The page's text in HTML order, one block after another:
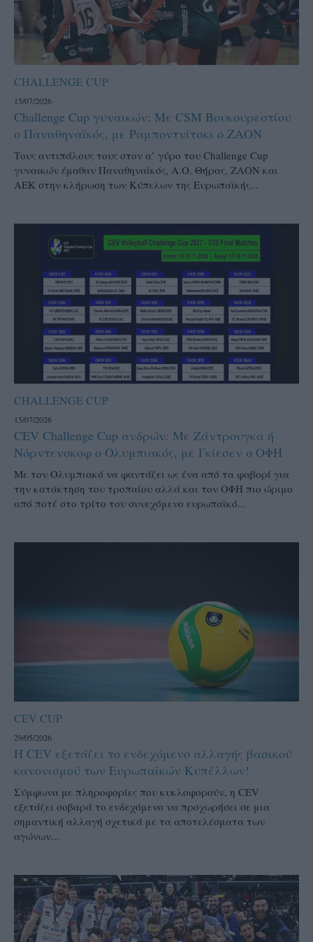
CHALLENGE CUP
15/07/2026
Challenge Cup γυναικών: Με CSM Βουκουρεστίου
ο Παναθηναϊκός, με Ραμποντνίτσκι ο ΖΑΟΝ
Τους αντιπάλους τους στον α’ γύρο του Challenge Cup
γυναικών έμαθαν Παναθηναϊκός, Α.Ο. Θήρας, ΖΑΟΝ και
ΑΕΚ στην κλήρωση των Κύπελων της Ευρωπαϊκής...
CHALLENGE CUP
15/07/2026
CEV Challenge Cup ανδρών: Με Ζάντρουγκα ή
Νόρντενσκοφ ο Ολυμπιακός, με Γκίεσεν ο ΟΦΗ
Με τον Ολυμπιακό να φαντάζει ως ένα από τα φαβορί για
την κατάκτηση του τροπαίου αλλά και τον ΟΦΗ πιο ώριμο
από ποτέ στο τρίτο του συνεχόμενο ευρωπαϊκό...
CEV CUP
29/05/2026
Η CEV εξετάζει το ενδεχόμενο αλλαγής βασικού
κανονισμού των Ευρωπαϊκών Κυπέλλων!
Σύμφωνα με πληροφορίες που κυκλοφορούν, η CEV
εξετάζει σοβαρά το ενδεχόμενο να προχωρήσει σε μια
σημαντική αλλαγή σχετικά με τα αποτελέσματα των
αγώνων...